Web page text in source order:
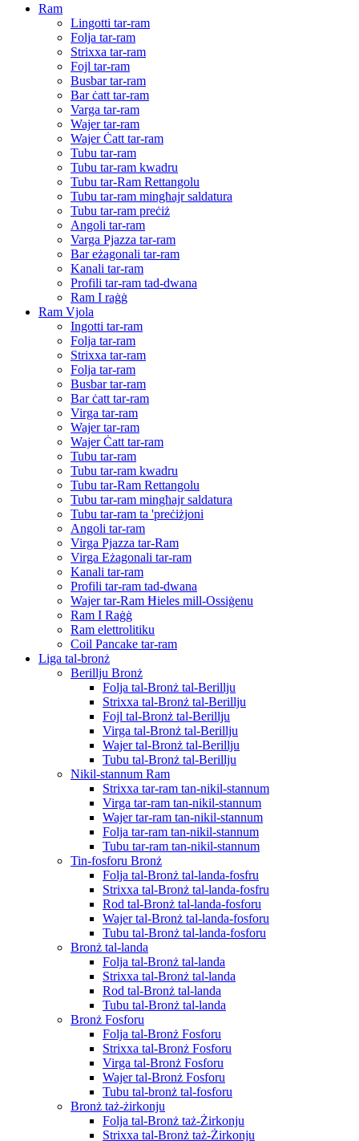
Ram
Lingotti tar-ram
Folja tar-ram
Strixxa tar-ram
Fojl tar-ram
Busbar tar-ram
Bar ċatt tar-ram
Varga tar-ram
Wajer tar-ram
Wajer Ċatt tar-ram
Tubu tar-ram
Tubu tar-ram kwadru
Tubu tar-Ram Rettangolu
Tubu tar-ram mingħajr saldatura
Tubu tar-ram preċiż
Angoli tar-ram
Varga Pjazza tar-ram
Bar eżagonali tar-ram
Kanali tar-ram
Profili tar-ram tad-dwana
Ram I raġġ
Ram Vjola
Ingotti tar-ram
Folja tar-ram
Strixxa tar-ram
Folja tar-ram
Busbar tar-ram
Bar ċatt tar-ram
Virga tar-ram
Wajer tar-ram
Wajer Ċatt tar-ram
Tubu tar-ram
Tubu tar-ram kwadru
Tubu tar-Ram Rettangolu
Tubu tar-ram mingħajr saldatura
Tubu tar-ram ta 'preċiżjoni
Angoli tar-ram
Virga Pjazza tar-Ram
Virga Eżagonali tar-ram
Kanali tar-ram
Profili tar-ram tad-dwana
Wajer tar-Ram Ħieles mill-Ossiġenu
Ram I Raġġ
Ram elettrolitiku
Coil Pancake tar-ram
Liga tal-bronż
Berillju Bronż
Folja tal-Bronż tal-Berillju
Strixxa tal-Bronż tal-Berillju
Fojl tal-Bronż tal-Berillju
Virga tal-Bronż tal-Berillju
Wajer tal-Bronż tal-Berillju
Tubu tal-Bronż tal-Berillju
Nikil-stannum Ram
Strixxa tar-ram tan-nikil-stannum
Virga tar-ram tan-nikil-stannum
Wajer tar-ram tan-nikil-stannum
Folja tar-ram tan-nikil-stannum
Tubu tar-ram tan-nikil-stannum
Tin-fosforu Bronż
Folja tal-Bronż tal-landa-fosfru
Strixxa tal-Bronż tal-landa-fosfru
Rod tal-Bronż tal-landa-fosforu
Wajer tal-Bronż tal-landa-fosforu
Tubu tal-Bronż tal-landa-fosforu
Bronż tal-landa
Folja tal-Bronż tal-landa
Strixxa tal-Bronż tal-landa
Rod tal-Bronż tal-landa
Tubu tal-Bronż tal-landa
Bronż Fosforu
Folja tal-Bronż Fosforu
Strixxa tal-Bronż Fosforu
Virga tal-Bronż Fosforu
Wajer tal-Bronż Fosforu
Tubu tal-bronż tal-fosforu
Bronż taż-żirkonju
Folja tal-Bronż taż-Żirkonju
Strixxa tal-Bronż taż-Żirkonju